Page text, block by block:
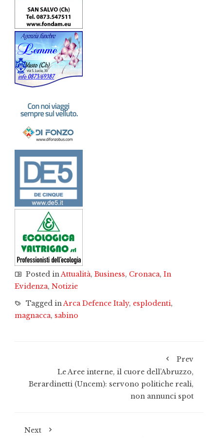
Posted inAttualità, Business, Cronaca, In
Evidenza, Notizie
Tagged inArca Defence Italy, esplodenti,
magnacca, sabino
Prev
Le Aree interne, il cuore dell’Abruzzo,
Berardinetti (Uncem): servono politiche reali,
non annunci spot
Next